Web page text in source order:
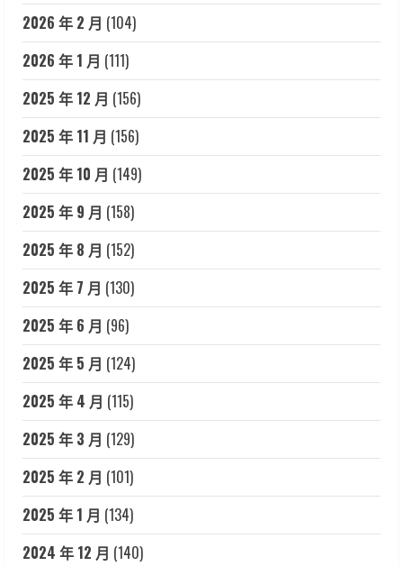
2026 年 2 月 (104)
2026 年 1 月 (111)
2025 年 12 月 (156)
2025 年 11 月 (156)
2025 年 10 月 (149)
2025 年 9 月 (158)
2025 年 8 月 (152)
2025 年 7 月 (130)
2025 年 6 月 (96)
2025 年 5 月 (124)
2025 年 4 月 (115)
2025 年 3 月 (129)
2025 年 2 月 (101)
2025 年 1 月 (134)
2024 年 12 月 (140)